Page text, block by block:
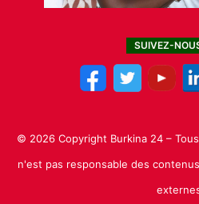
SUIVEZ-
© 2026 Copyright Burkina 24 –
n'est pas responsable des